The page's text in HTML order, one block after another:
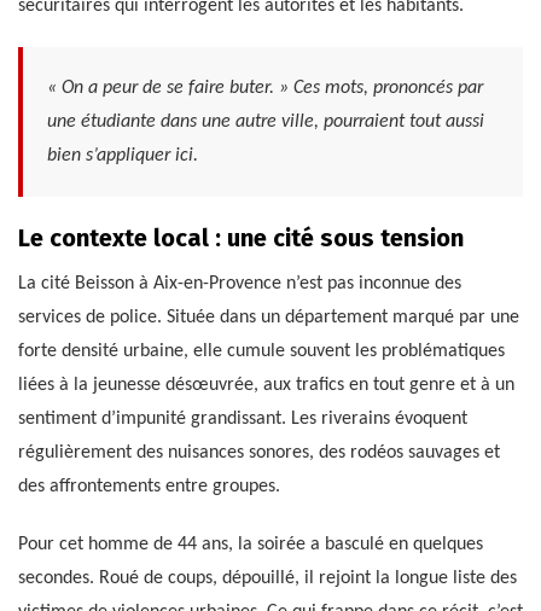
sécuritaires qui interrogent les autorités et les habitants.
« On a peur de se faire buter. » Ces mots, prononcés par
une étudiante dans une autre ville, pourraient tout aussi
bien s’appliquer ici.
Le contexte local : une cité sous tension
La cité Beisson à Aix-en-Provence n’est pas inconnue des
services de police. Située dans un département marqué par une
forte densité urbaine, elle cumule souvent les problématiques
liées à la jeunesse désœuvrée, aux trafics en tout genre et à un
sentiment d’impunité grandissant. Les riverains évoquent
régulièrement des nuisances sonores, des rodéos sauvages et
des affrontements entre groupes.
Pour cet homme de 44 ans, la soirée a basculé en quelques
secondes. Roué de coups, dépouillé, il rejoint la longue liste des